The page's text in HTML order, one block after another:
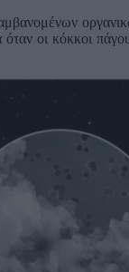
οι κόκκοι